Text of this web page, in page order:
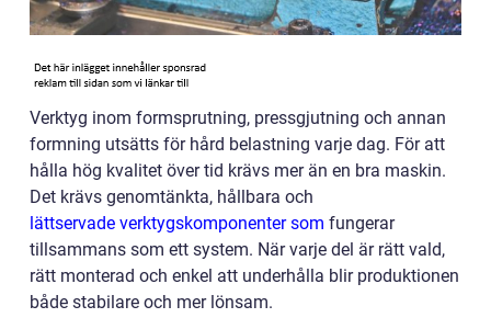
Verktyg inom formsprutning, pressgjutning och annan
formning utsätts för hård belastning varje dag. För att
hålla hög kvalitet över tid krävs mer än en bra maskin.
Det krävs genomtänkta, hållbara och
lättservade verktygskomponenter som fungerar
tillsammans som ett system. När varje del är rätt vald,
rätt monterad och enkel att underhålla blir produktionen
både stabilare och mer lönsam.